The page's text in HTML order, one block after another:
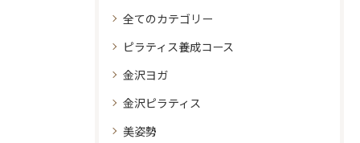
全てのカテゴリー
ピラティス養成コース
金沢ヨガ
金沢ピラティス
美姿勢